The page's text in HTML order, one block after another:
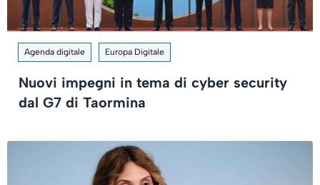
Agenda digitale Europa Digitale
Nuovi impegni in tema di cyber security
dal G7 di Taormina